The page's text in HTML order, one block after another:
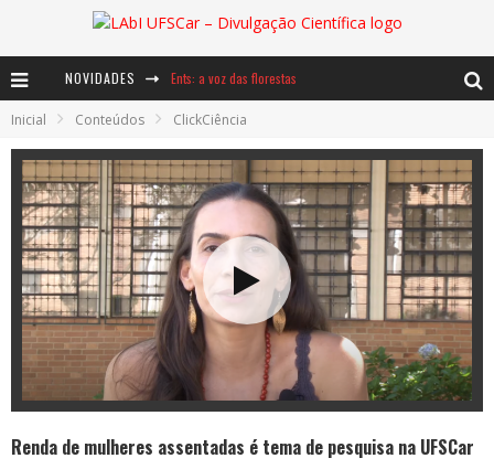
NOVIDADES Ents: a voz das florestas
Notáveis: Bertha Lutz
Baú de Histórias - A jamais imaginada aventura com os moinhos de vento
Inicial Conteúdos ClickCiência
Renda de mulheres assentadas é tema de pesquisa na UFSCar